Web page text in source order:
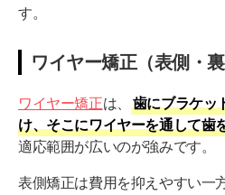
す。
ワイヤー矯正（表側・裏
ワイヤー矯正は、
歯にブラケッ
け、そこにワイヤーを通して歯
適応範囲が広いのが強みです。
表側矯正は費用を抑えやすい一